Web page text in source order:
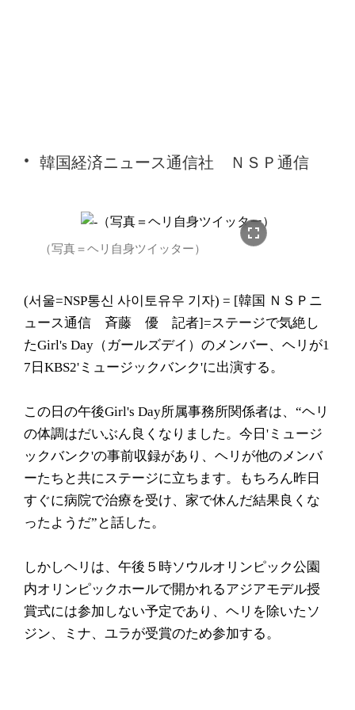
韓国経済ニュース通信社 ＮＳＰ通信
fullscreen
（写真＝ヘリ自身ツイッター）
(서울=NSP통신 사이토유우 기자) = [韓国 ＮＳＰニ
ュース通信 斉藤 優 記者]=ステージで気絶し
たGirl's Day（ガールズデイ）のメンバー、ヘリが1
7日KBS2'ミュージックバンク'に出演する。
この日の午後Girl's Day所属事務所関係者は、“ヘリ
の体調はだいぶん良くなりました。今日'ミュージ
ックバンク'の事前収録があり、ヘリが他のメンバ
ーたちと共にステージに立ちます。もちろん昨日
すぐに病院で治療を受け、家で休んだ結果良くな
ったようだ”と話した。
しかしヘリは、午後５時ソウルオリンピック公園
内オリンピックホールで開かれるアジアモデル授
賞式には参加しない予定であり、ヘリを除いたソ
ジン、ミナ、ユラが受賞のため参加する。